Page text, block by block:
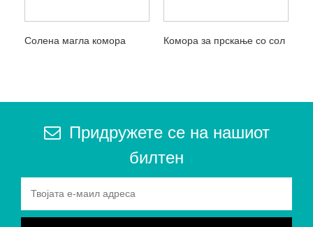
Солена магла комора Комора за прскање со сол
Придружете се на нашиот
билтен